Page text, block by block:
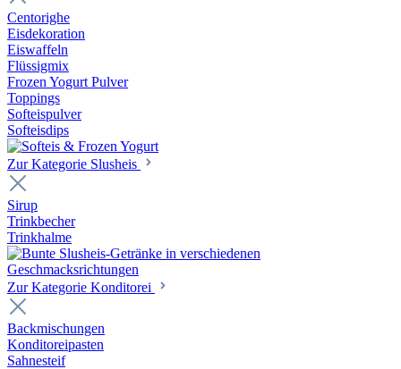
Centorighe
Eisdekoration
Eiswaffeln
Flüssigmix
Frozen Yogurt Pulver
Toppings
Softeispulver
Softeisdips
Zur Kategorie Slusheis
Sirup
Trinkbecher
Trinkhalme
Zur Kategorie Konditorei
Backmischungen
Konditoreipasten
Sahnesteif